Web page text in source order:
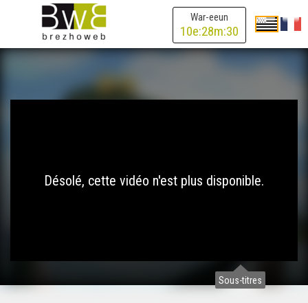
War-eeun
10e:28m:30
Sous-titres
Désolé, cette vidéo n'est plus disponible.